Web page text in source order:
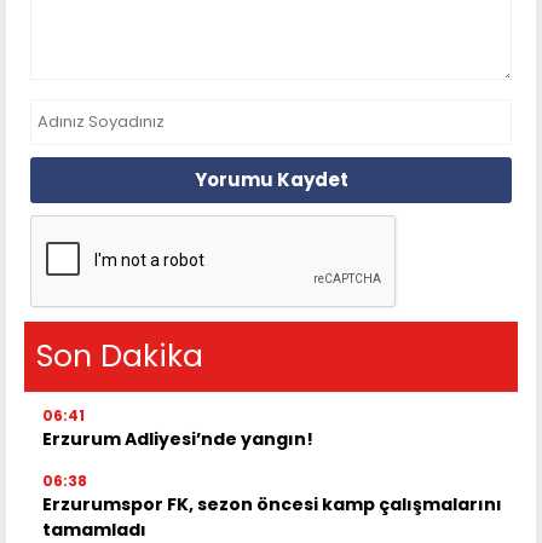
Yorumu Kaydet
Son Dakika
06:41
Erzurum Adliyesi’nde yangın!
06:38
Erzurumspor FK, sezon öncesi kamp çalışmalarını
tamamladı